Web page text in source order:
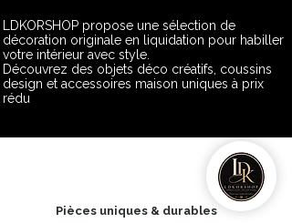
LDKORSHOP propose une sélection de
décoration originale en liquidation pour habiller
votre intérieur avec style.
Découvrez des objets déco créatifs, coussins
design et accessoires maison uniques à prix
rédu
Pièces uniques & durables